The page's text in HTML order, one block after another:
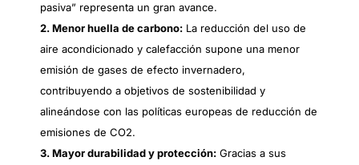
pasiva” representa un gran avance.
2. Menor huella de carbono: La reducción del uso de
aire acondicionado y calefacción supone una menor
emisión de gases de efecto invernadero,
contribuyendo a objetivos de sostenibilidad y
alineándose con las políticas europeas de reducción de
emisiones de CO2.
3. Mayor durabilidad y protección: Gracias a sus